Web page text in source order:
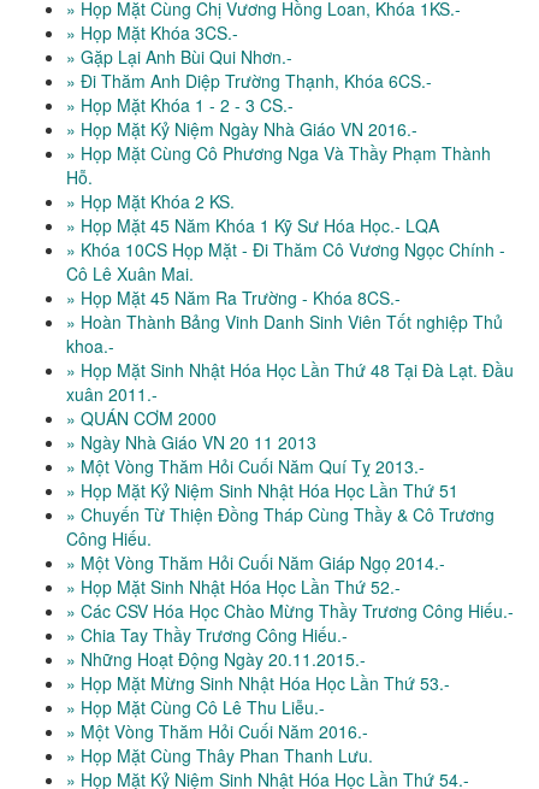
» Họp Mặt Cùng Chị Vương Hồng Loan, Khóa 1KS.-
» Họp Mặt Khóa 3CS.-
» Gặp Lại Anh Bùi Qui Nhơn.-
» Đi Thăm Anh Diệp Trường Thạnh, Khóa 6CS.-
» Họp Mặt Khóa 1 - 2 - 3 CS.-
» Họp Mặt Kỷ Niệm Ngày Nhà Giáo VN 2016.-
» Họp Mặt Cùng Cô Phương Nga Và Thầy Phạm Thành
Hỗ.
» Họp Mặt Khóa 2 KS.
» Họp Mặt 45 Năm Khóa 1 Kỹ Sư Hóa Học.- LQA
» Khóa 10CS Họp Mặt - Đi Thăm Cô Vương Ngọc Chính -
Cô Lê Xuân Mai.
» Họp Mặt 45 Năm Ra Trường - Khóa 8CS.-
» Hoàn Thành Bảng Vinh Danh Sinh Viên Tốt nghiệp Thủ
khoa.-
» Họp Mặt Sinh Nhật Hóa Học Lần Thứ 48 Tại Đà Lạt. Đầu
xuân 2011.-
» QUÁN CƠM 2000
» Ngày Nhà Giáo VN 20 11 2013
» Một Vòng Thăm Hỏi Cuối Năm Quí Tỵ 2013.-
» Họp Mặt Kỷ Niệm Sinh Nhật Hóa Học Lần Thứ 51
» Chuyến Từ Thiện Đồng Tháp Cùng Thầy & Cô Trương
Công Hiếu.
» Một Vòng Thăm Hỏi Cuối Năm Giáp Ngọ 2014.-
» Họp Mặt Sinh Nhật Hóa Học Lần Thứ 52.-
» Các CSV Hóa Học Chào Mừng Thầy Trương Công Hiếu.-
» Chia Tay Thầy Trương Công Hiếu.-
» Những Hoạt Động Ngày 20.11.2015.-
» Họp Mặt Mừng Sinh Nhật Hóa Học Lần Thứ 53.-
» Họp Mặt Cùng Cô Lê Thu Liễu.-
» Một Vòng Thăm Hỏi Cuối Năm 2016.-
» Họp Mặt Cùng Thây Phan Thanh Lưu.
» Họp Mặt Kỷ Niệm Sinh Nhật Hóa Học Lần Thứ 54.-